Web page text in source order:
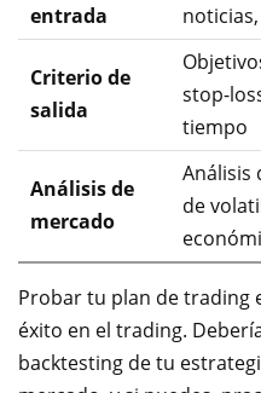
entrada
Criterio de
salida
stop-
tiempo
Análisis de
mercado
Análisis
de
Probar tu plan de trading
éxito en el trading.
backtesting de tu